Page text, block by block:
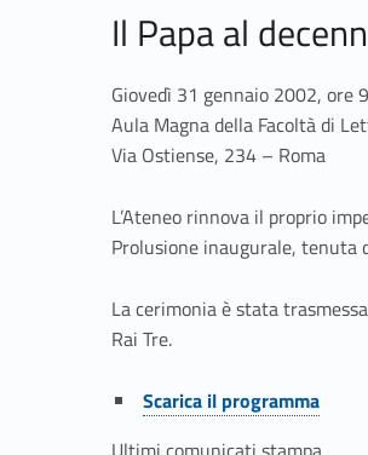
C
e
r
i
m
o
n
Il Papa al
Giovedì 31 gennaio 2002, ore
Aula Magna della Facoltà di
Via Ostiense, 234 – Roma
L’Ateneo rinnova il proprio
Prolusione inaugurale, tenuta
La cerimonia è stata
Rai Tre.
Link identifier #identifier__31585-1
Scarica il programma